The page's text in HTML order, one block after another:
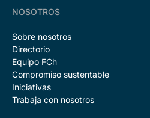
NOSOTROS
Sobre nosotros
Directorio
Equipo FCh
Compromiso sustentable
Iniciativas
Trabaja con nosotros